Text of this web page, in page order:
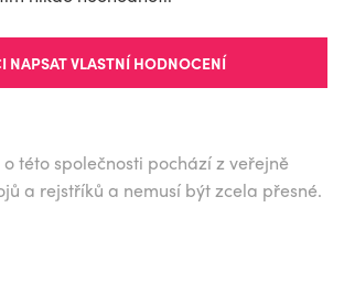
NAPSAT VLASTNÍ HODNOCENÍ
této společnosti pochází z veřejně
a rejstříků a nemusí být zcela přesné.